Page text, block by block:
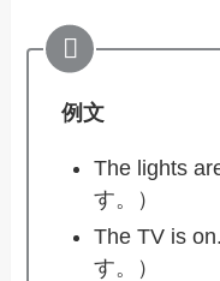
例文
The lights
す。）
The TV is
す。）